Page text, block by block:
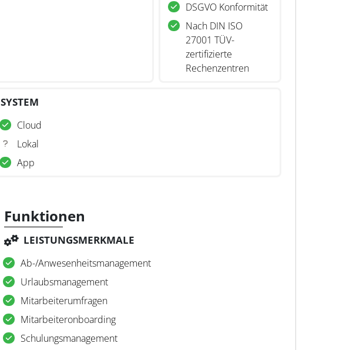
DSGVO Konformität
Nach DIN ISO
27001 TÜV-
zertifizierte
Rechenzentren
SYSTEM
Cloud
Lokal
App
Funktionen
LEISTUNGSMERKMALE
Ab-/Anwesenheitsmanagement
Urlaubsmanagement
Mitarbeiterumfragen
Mitarbeiteronboarding
Schulungsmanagement